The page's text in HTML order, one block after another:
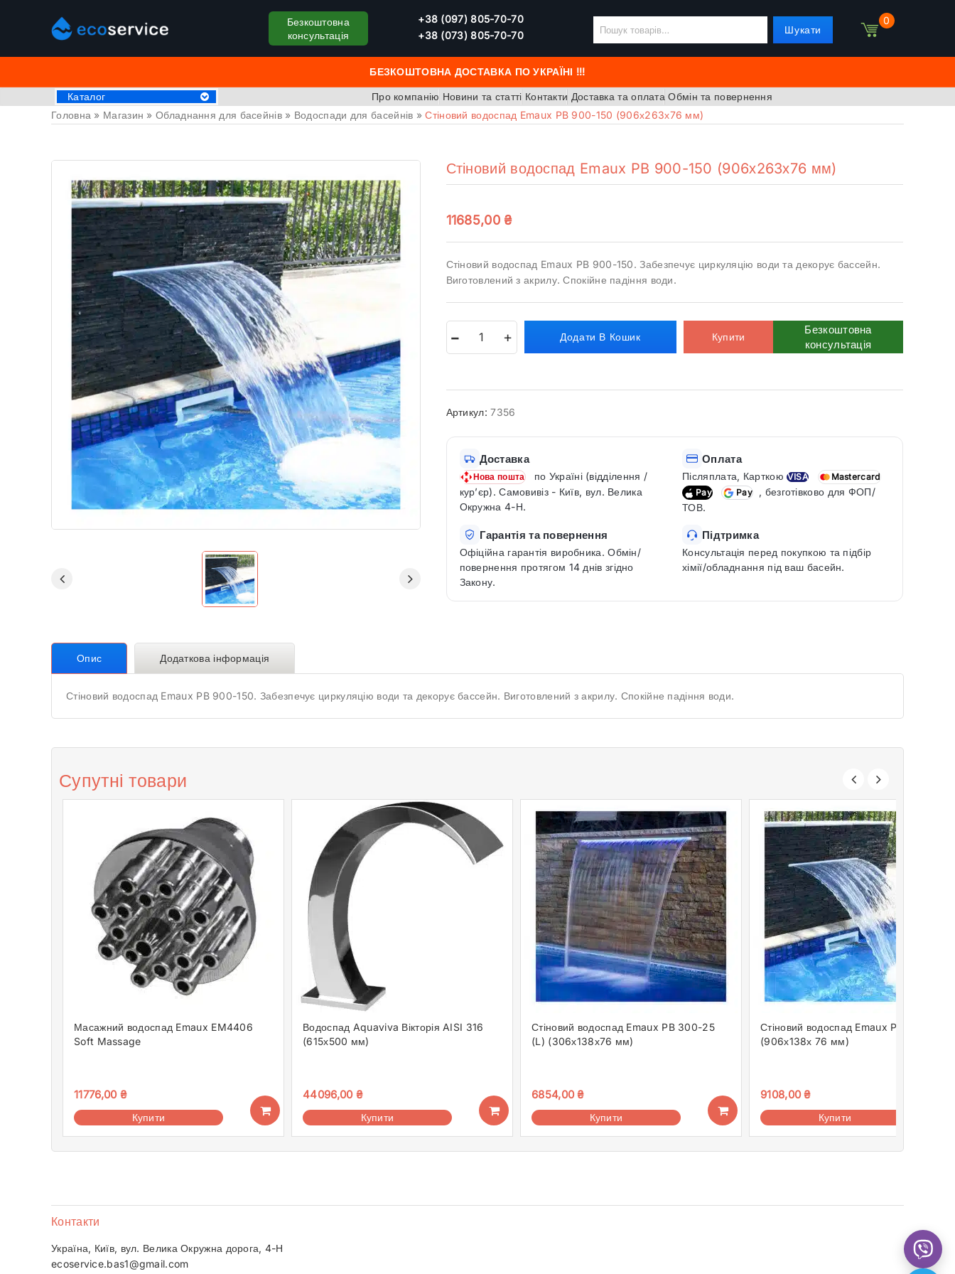
БЕЗКОШТОВНА ДОСТАВКА ПО УКРАЇНІ !!!
Безкоштовна
консультація
+38 (097) 805-70-70
+38 (073) 805-70-70
0
Шукати
Каталог
Хімія для басейну
Крижані ванни
Обладнання для басейнів
Басейни
СПА Джакузі
Драбини та поручні
Труби та фітинги
Накриття на басейн
Закладні деталі
Оздоблювальні матеріали
Обладнання для саун
Теплові насоси для дому
Аквафітнес і відпочинок на воді
Запчастини
Без категорії
Про компанію Новини та статті Контакти Доставка та оплата Обмін та повернення
Головна » Магазин »Обладнання для басейнів» Водоспади для басейнів »Стіновий водоспад Emaux PB 900-150 (906х263х76 мм)
Стіновий водоспад Emaux PB 900-150 (906х263х76 мм)
11685,00 ₴
Стіновий водоспад Emaux PB 900-150. Забезпечує циркуляцію води та декорує бассейн.
Виготовлений з акрилу. Спокійне падіння води.
Додати В Кошик Купити
Безкоштовна
консультація
Артикул:7356
Доставка
Нова пошта
по Україні (відділення /
кур’єр). Самовивіз - Київ, вул. Велика
Окружна 4-Н.
Оплата
Післяплата, КарткоюVISA
Mastercard
Pay
Pay
, безготівково для ФОП/
ТОВ.
Гарантія та повернення
Офіційна гарантія виробника. Обмін/
повернення протягом 14 днів згідно
Закону.
Підтримка
Консультація перед покупкою та підбір
хімії/обладнання під ваш басейн.
Опис Додаткова інформація
Стіновий водоспад Emaux PB 900-150. Забезпечує циркуляцію води та декорує бассейн. Виготовлений з акрилу. Спокійне падіння води.
Супутні товари
Масажний водоспад Emaux EM4406
Soft Massage
11776,00 ₴
Купити
Водоспад Aquaviva Вікторія AISI 316
(615х500 мм)
44096,00 ₴
Купити
Стіновий водоспад Emaux PB 300-25
(L) (306х138х76 мм)
6854,00₴
Купити
Стіновий водоспад Emaux PB 900-25
(906х138х 76 мм)
9108,00₴
Купити
Контакти
Україна, Київ, вул. Велика Окружна дорога, 4-Н
ecoservice.bas1@gmail.com